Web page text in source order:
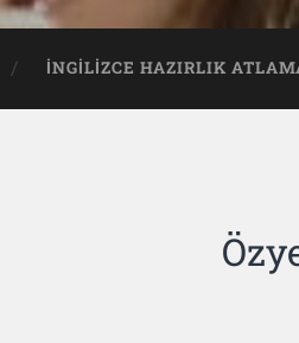
İNGILIZCE HAZIRLIK